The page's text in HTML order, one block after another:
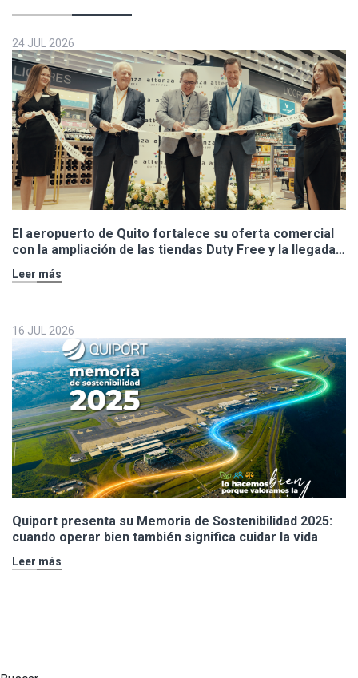
24 JUL 2026
El aeropuerto de Quito fortalece su oferta comercial
con la ampliación de las tiendas Duty Free y la llegada
de Polo Ralph Lauren y Adidas
Leer más
16 JUL 2026
Quiport presenta su Memoria de Sostenibilidad 2025:
cuando operar bien también significa cuidar la vida
Leer más